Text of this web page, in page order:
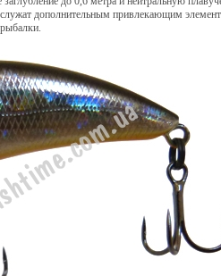
дополнительным привлекающим